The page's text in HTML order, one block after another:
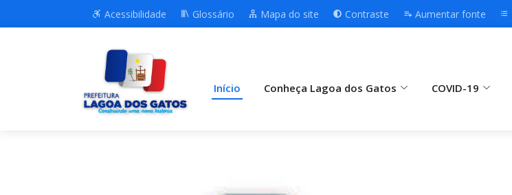
Acessibilidade Glossário Mapa do site Contraste Aumentar fonte
Início Conheça Lagoa dos Gatos COVID-19